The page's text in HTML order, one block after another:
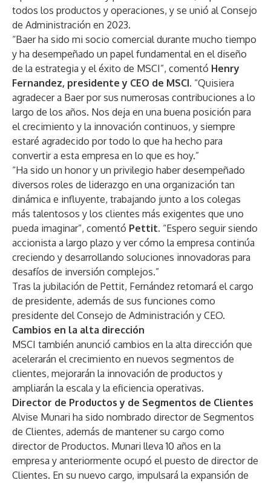
todos los productos y operaciones, y se unió al Consejo
de Administración en 2023.
“Baer ha sido mi socio comercial durante mucho tiempo
y ha desempeñado un papel fundamental en el diseño
de la estrategia y el éxito de MSCI”, comentó Henry
Fernandez, presidente y CEO de MSCI. “Quisiera
agradecer a Baer por sus numerosas contribuciones a lo
largo de los años. Nos deja en una buena posición para
el crecimiento y la innovación continuos, y siempre
estaré agradecido por todo lo que ha hecho para
convertir a esta empresa en lo que es hoy.”
“Ha sido un honor y un privilegio haber desempeñado
diversos roles de liderazgo en una organización tan
dinámica e influyente, trabajando junto a los colegas
más talentosos y los clientes más exigentes que uno
pueda imaginar”, comentó Pettit. “Espero seguir siendo
accionista a largo plazo y ver cómo la empresa continúa
creciendo y desarrollando soluciones innovadoras para
desafíos de inversión complejos.”
Tras la jubilación de Pettit, Fernández retomará el cargo
de presidente, además de sus funciones como
presidente del Consejo de Administración y CEO.
Cambios en la alta dirección
MSCI también anunció cambios en la alta dirección que
acelerarán el crecimiento en nuevos segmentos de
clientes, mejorarán la innovación de productos y
ampliarán la escala y la eficiencia operativas.
Director de Productos y de Segmentos de Clientes
Alvise Munari ha sido nombrado director de Segmentos
de Clientes, además de mantener su cargo como
director de Productos. Munari lleva 10 años en la
empresa y anteriormente ocupó el puesto de director de
Clientes. En su nuevo cargo, impulsará la expansión de